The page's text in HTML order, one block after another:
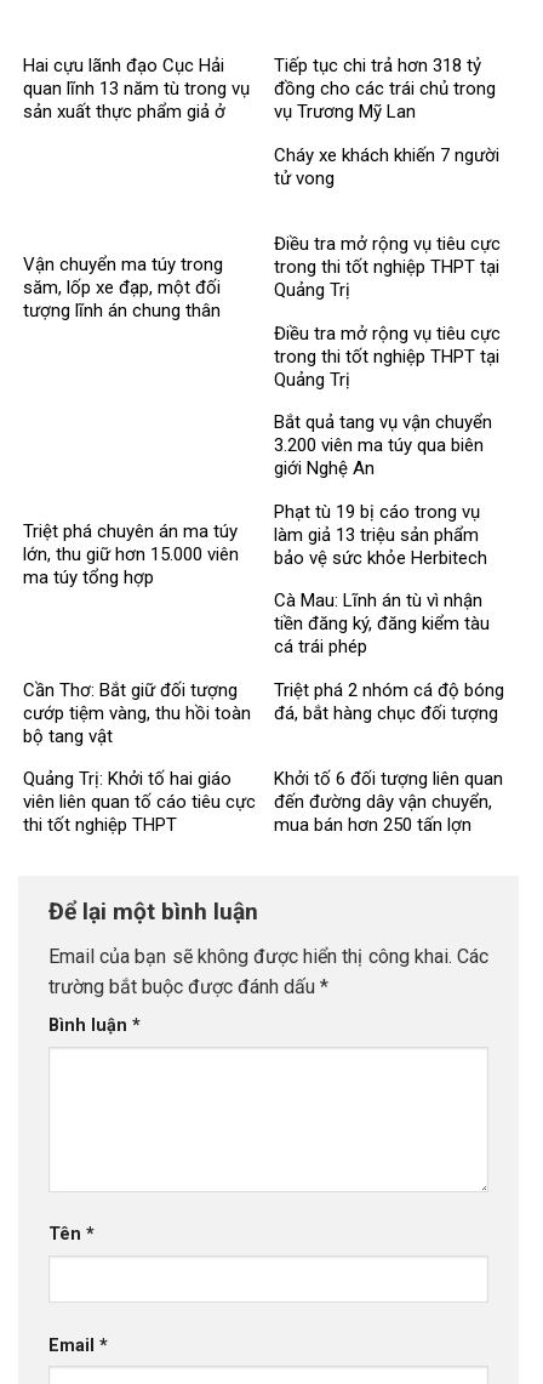
Hai cựu lãnh đạo Cục Hải
quan lĩnh 13 năm tù trong vụ
sản xuất thực phẩm giả ở
Tiếp tục chi trả hơn 318 tỷ
đồng cho các trái chủ trong
vụ Trương Mỹ Lan
Vận chuyển ma túy trong
săm, lốp xe đạp, một đối
tượng lĩnh án chung thân
Cháy xe khách khiến 7 người
tử vong​
Điều tra mở rộng vụ tiêu cực
trong thi tốt nghiệp THPT tại
Quảng Trị
Điều tra mở rộng vụ tiêu cực
trong thi tốt nghiệp THPT tại
Quảng Trị
Triệt phá chuyên án ma túy
lớn, thu giữ hơn 15.000 viên
ma túy tổng hợp
Bắt quả tang vụ vận chuyển
3.200 viên ma túy qua biên
giới Nghệ An
Phạt tù 19 bị cáo trong vụ
làm giả 13 triệu sản phẩm
bảo vệ sức khỏe Herbitech
Cà Mau: Lĩnh án tù vì nhận
tiền đăng ký, đăng kiểm tàu
cá trái phép
Cần Thơ: Bắt giữ đối tượng
cướp tiệm vàng, thu hồi toàn
bộ tang vật
Triệt phá 2 nhóm cá độ bóng
đá, bắt hàng chục đối tượng
Quảng Trị: Khởi tố hai giáo
viên liên quan tố cáo tiêu cực
thi tốt nghiệp THPT
Khởi tố 6 đối tượng liên quan
đến đường dây vận chuyển,
mua bán hơn 250 tấn lợn
Để lại một bình luận
Email của bạn sẽ không được hiển thị công khai. Các
trường bắt buộc được đánh dấu *
Bình luận *
Tên *
Email *